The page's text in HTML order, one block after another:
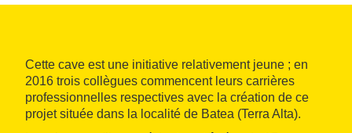
Cette cave est une initiative relativement jeune ; en
2016 trois collègues commencent leurs carrières
professionnelles respectives avec la création de ce
projet située dans la localité de Batea (Terra Alta).